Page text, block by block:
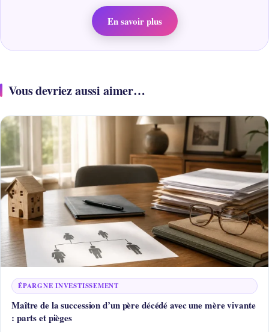
En savoir plus
Vous devriez aussi aimer…
ÉPARGNE INVESTISSEMENT
Maître de la succession d’un père décédé avec une mère vivante
: parts et pièges